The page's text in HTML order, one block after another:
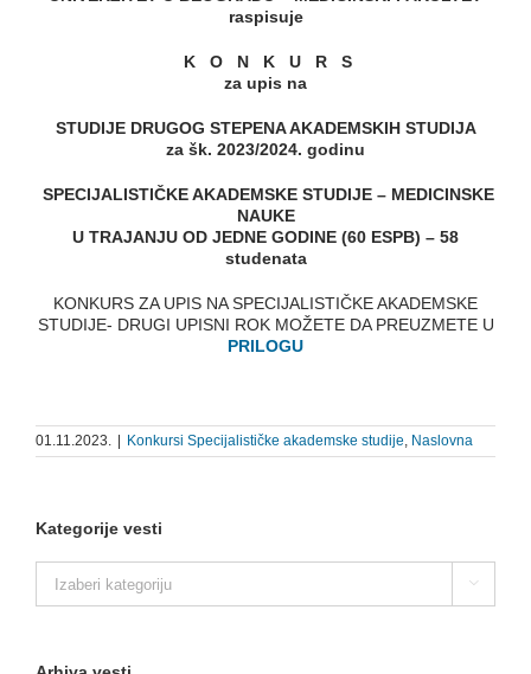
raspisuje
K O N K U R
S
za upis na
STUDIJE DRUGOG STEPENA AKADEMSKIH STUDIJA
za šk. 2023/2024. godinu
SPECIJALISTIČKE AKADEMSKE STUDIJE – MEDICINSKE
NAUKE
U TRAJANJU OD JEDNE GODINE (60 ESPB) – 58
studenata
KONKURS ZA UPIS NA SPECIJALISTIČKE AKADEMSKE
STUDIJE-⁠ DRUGI UPISNI ROK MOŽETE DA PREUZMETE U
PRILOGU
01.11.2023. Konkursi Specijalističke akademske studije, Naslovna
Kategorije vesti
vesti
